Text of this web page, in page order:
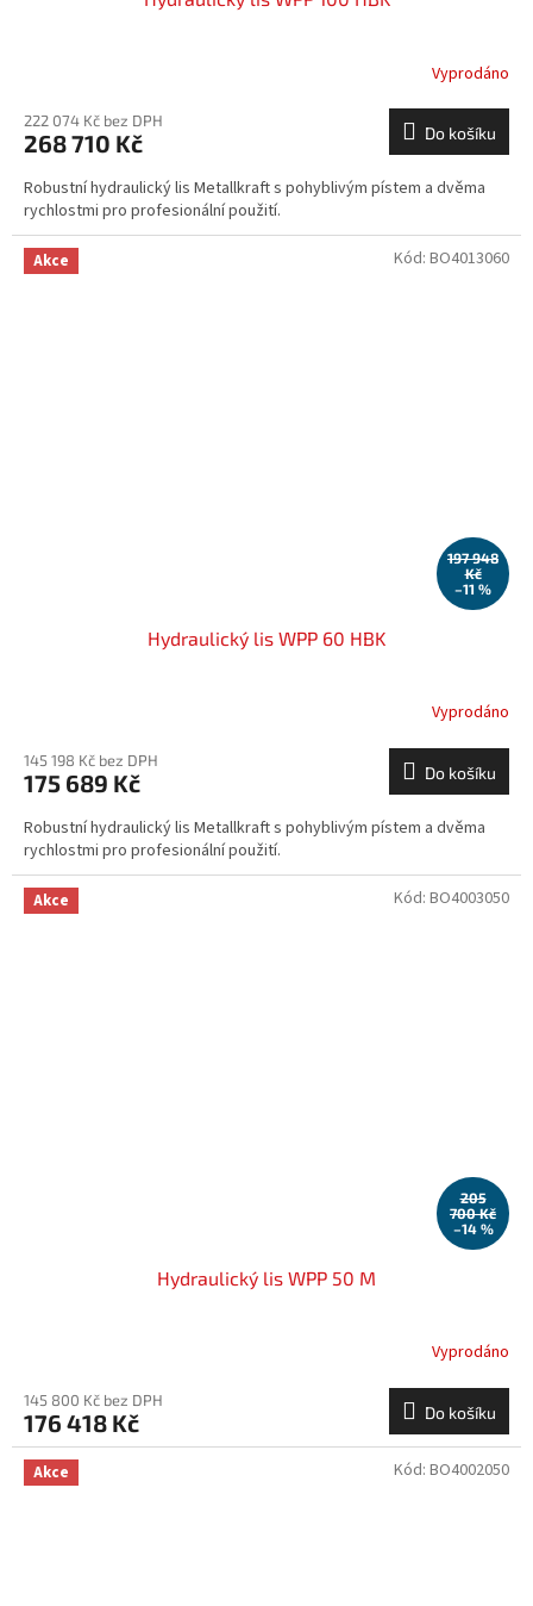
Vyprodáno
222 074 Kč bez DPH
268 710 Kč Do košíku
Robustní hydraulický lis Metallkraft s pohyblivým pístem a dvěma
rychlostmi pro profesionální použití.
Akce
197 948
Kč
–11 %
Hydraulický lis WPP 60 HBK
Vyprodáno
145 198 Kč bez DPH
175 689 Kč Do košíku
Robustní hydraulický lis Metallkraft s pohyblivým pístem a dvěma
rychlostmi pro profesionální použití.
Kód: BO4013060
Akce
205
700 Kč
–14 %
Hydraulický lis WPP 50 M
Vyprodáno
145 800 Kč bez DPH
176 418 Kč Do košíku
Kód: BO4003050
Akce Kód: BO4002050